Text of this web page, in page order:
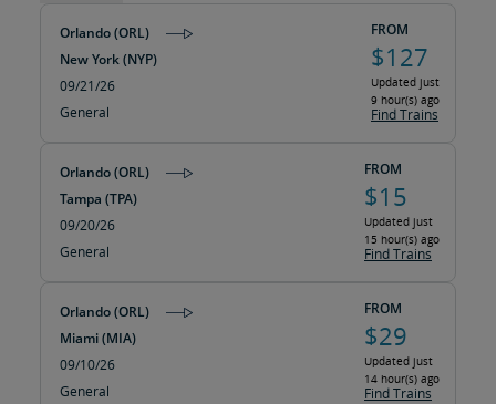
Orlando (ORL)
New York (NYP)
09/21/26
General
FROM
$127
Updated just
9 hour(s) ago
Find Trains
Orlando (ORL)
Tampa (TPA)
09/20/26
General
FROM
$15
Updated just
15 hour(s) ago
Find Trains
Orlando (ORL)
Miami (MIA)
09/10/26
General
FROM
$29
Updated just
14 hour(s) ago
Find Trains